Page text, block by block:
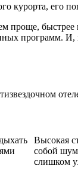
курорта, его
быстрее
программ.
Высокая
собой
слишком